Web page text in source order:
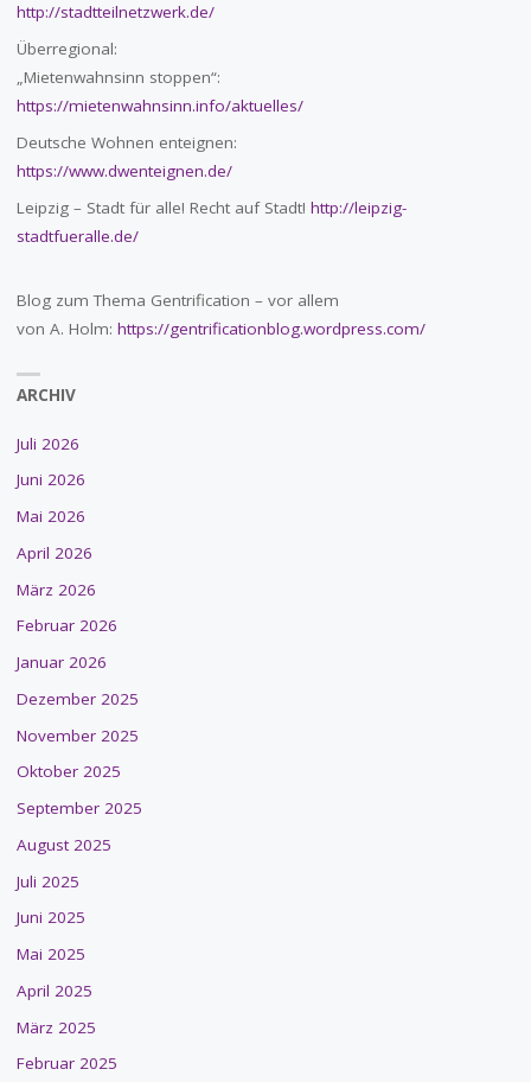
http://stadtteilnetzwerk.de/
Überregional:
„Mietenwahnsinn stoppen“:
https://mietenwahnsinn.info/aktuelles/
Deutsche Wohnen enteignen:
https://www.dwenteignen.de/
Leipzig – Stadt für alle! Recht auf Stadt! http://leipzig-
stadtfueralle.de/
Blog zum Thema Gentrification – vor allem
von A. Holm: https://gentrificationblog.wordpress.com/
ARCHIV
Juli 2026
Juni 2026
Mai 2026
April 2026
März 2026
Februar 2026
Januar 2026
Dezember 2025
November 2025
Oktober 2025
September 2025
August 2025
Juli 2025
Juni 2025
Mai 2025
April 2025
März 2025
Februar 2025